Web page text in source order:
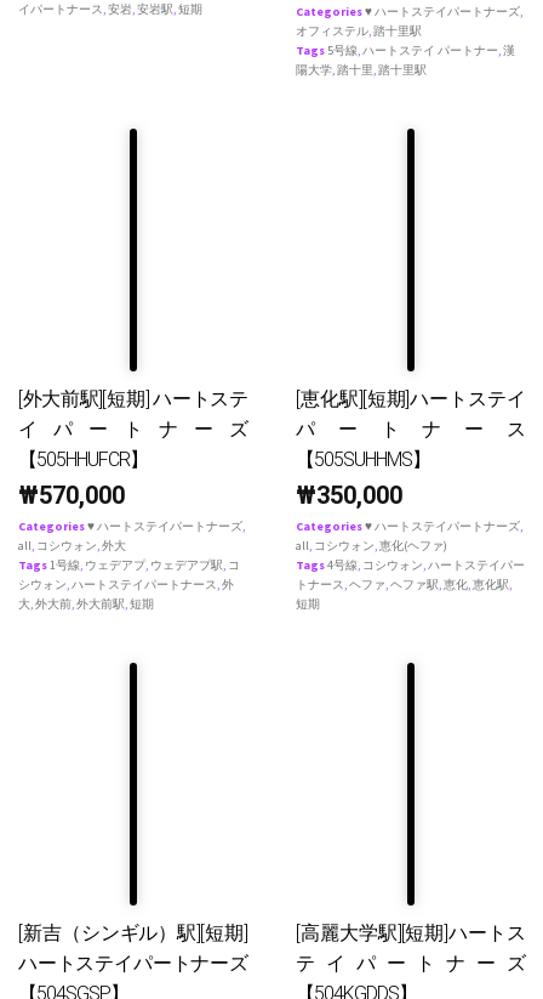
イパートナース,安岩,安岩駅,短期 Categories♥ ハートステイパートナーズ,
オフィステル,踏十里駅
Tags 5号線,ハートステイ パートナー,漢
陽大学,踏十里,踏十里駅
[外大前駅][短期] ハートステ
イパートナーズ
【505HHUFCR】
₩570,000
Categories♥ ハートステイパートナーズ,
all, コシウォン,外大
Tags1号線, ウェデアプ, ウェデアプ駅, コ
シウォン,ハートステイパートナース,外
大,外大前,外大前駅,短期
[恵化駅][短期]ハートステイ
パートナース
【505SUHHMS】
₩350,000
Categories♥ ハートステイパートナーズ,
all, コシウォン,恵化(ヘファ)
Tags4号線, コシウォン,ハートステイパー
トナース,ヘファ,ヘファ駅,恵化,恵化駅,
短期
[新吉（シンギル）駅][短期]
ハートステイパートナーズ
【504SGSP】
[高麗大学駅][短期]ハートス
テイパートナーズ
【504KGDDS】